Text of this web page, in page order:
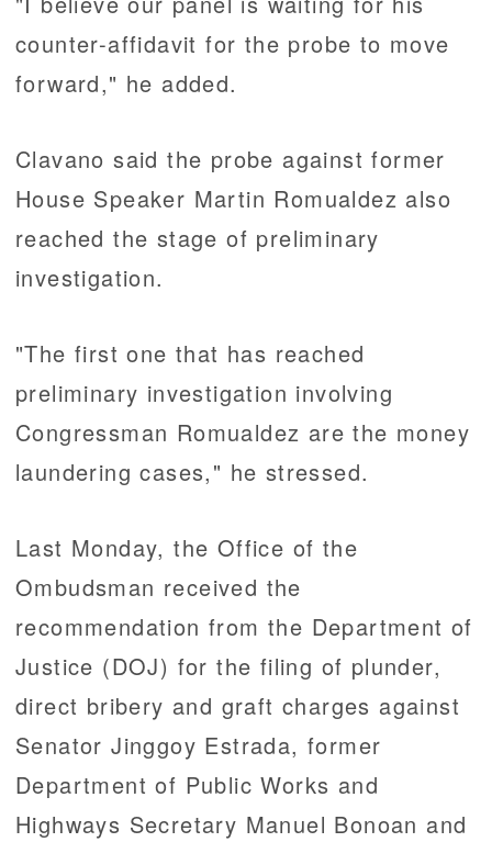
counter-affidavit for the probe to move
forward," he added.
Clavano said the probe against former
House Speaker Martin Romualdez also
reached the stage of preliminary
investigation.
"The first one that has reached
preliminary investigation involving
Congressman Romualdez are the money
laundering cases," he stressed.
Last Monday, the Office of the
Ombudsman received the
recommendation from the Department of
Justice (DOJ) for the filing of plunder,
direct bribery and graft charges against
Senator Jinggoy Estrada, former
Department of Public Works and
Highways Secretary Manuel Bonoan and